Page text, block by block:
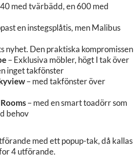
med tvärbädd, en 600 med
en instegsplåtis, men Malibus
nyhet. Den praktiska kompromissen
– Exklusiva möbler, högt I tak över
inget takfönster
– med takfönster över
– med en smart toadörr som
behov
med ett popup-tak, då kallas
4 utförande.